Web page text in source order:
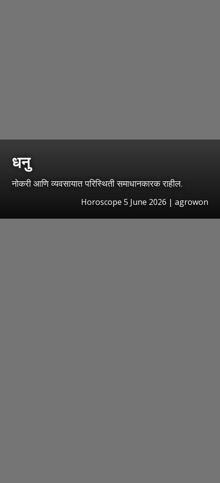
धनु
नोकरी आणि व्यवसायात परिस्थिती समाधानकारक राहील.
Horoscope 5 June 2026 | agrowon